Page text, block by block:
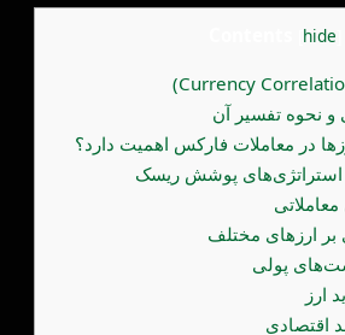
hide
نحوه تفسیر آن
در معاملات فارکس اهمیت دارد؟
پوشش ریسک
بر ارزهای مختلف
پولی
ارز
اقتصادی